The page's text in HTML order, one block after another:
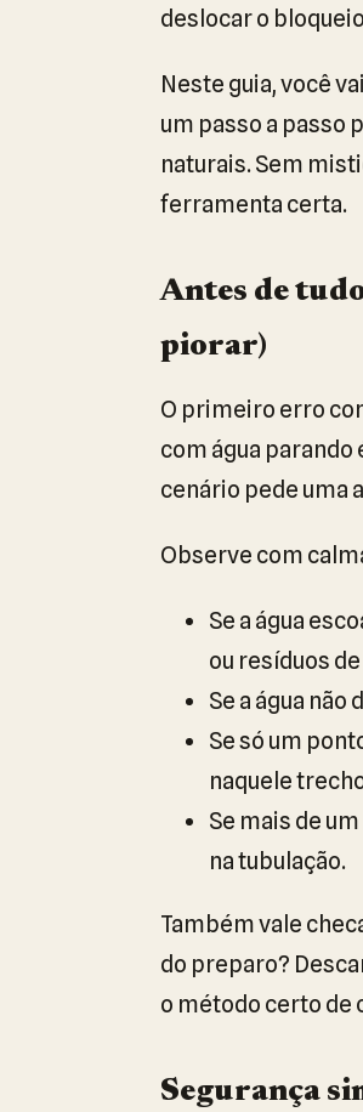
deslocar o
Neste guia, você
um passo a passo
naturais. Sem
ferramenta certa.
Antes de
piorar)
O primeiro erro
com água parando
cenário pede uma
Observe com
Se a água
ou resíduos
Se a água
Se só um
naquele
Se mais de
na tubulação.
Também vale
do preparo?
o método certo de
Segurança